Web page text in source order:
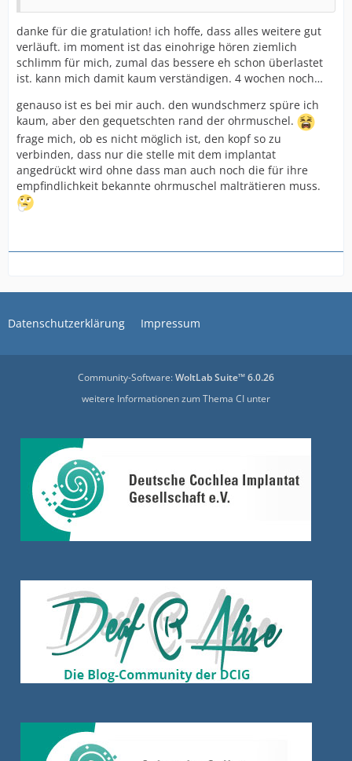
danke für die gratulation! ich hoffe, dass alles weitere gut
verläuft. im moment ist das einohrige hören ziemlich
schlimm für mich, zumal das bessere eh schon überlastet
ist. kann mich damit kaum verständigen. 4 wochen noch…
genauso ist es bei mir auch. den wundschmerz spüre ich
kaum, aber den gequetschten rand der ohrmuschel.
frage mich, ob es nicht möglich ist, den kopf so zu
verbinden, dass nur die stelle mit dem implantat
angedrückt wird ohne dass man auch noch die für ihre
empfindlichkeit bekannte ohrmuschel malträtieren muss.
Datenschutzerklärung Impressum
Community-Software:WoltLab Suite™ 6.0.26
weitere Informationen zum Thema CI unter